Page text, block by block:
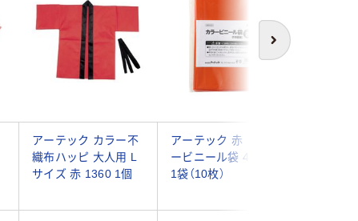
次へ
アーテック カラー不
織布ハッピ 大人用 L
サイズ 赤 1360 1個
アーテック 赤 カラ
ービニール袋 45530
1袋（10枚）